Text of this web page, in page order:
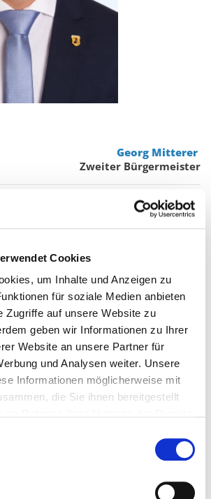
Cookies
um Inhalte und Anzeigen zu
für soziale Medien anbieten
Zugriffe auf unsere Website zu
geben wir Informationen zu Ihrer
Website an unsere Partner für
und Analysen weiter. Unsere
Informationen möglicherweise mit
die Sie ihnen bereitgestellt
Georg Mitterer
Zweiter Bürgermeister